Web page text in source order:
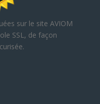
sur le site AVIOM
SSL, de façon